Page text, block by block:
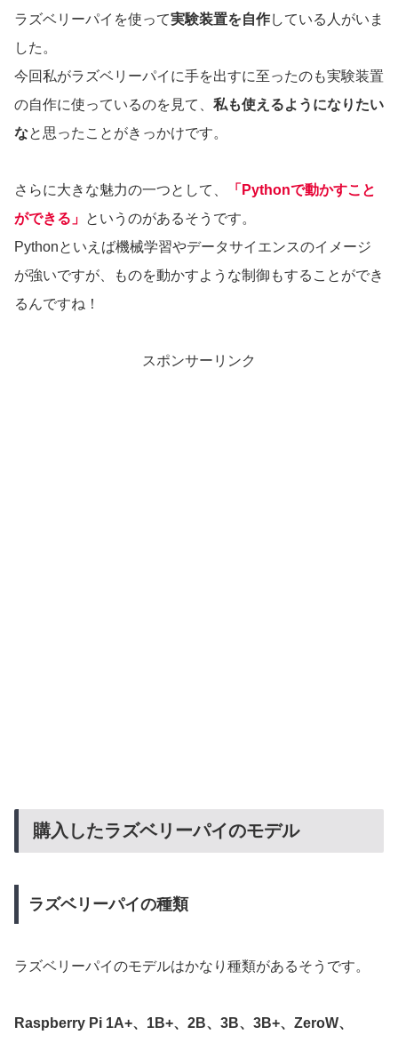
ラズベリーパイを使って実験装置を自作している人がいま
した。
今回私がラズベリーパイに手を出すに至ったのも実験装置
の自作に使っているのを見て、 私も使えるようになりたい
なと思ったことがきっかけです。
さらに大きな魅力の一つとして、
「Pythonで動かすこと
ができる」 というのがあるそうです。
Pythonといえば機械学習やデータサイエンスのイメージ
が強いですが、ものを動かすような制御もすることができ
るんですね！
スポンサーリンク
購入したラズベリーパイのモデル
ラズベリーパイの種類
ラズベリーパイのモデルはかなり種類があるそうです。
Raspberry Pi 1A+、1B+、2B、3B、3B+、ZeroW、